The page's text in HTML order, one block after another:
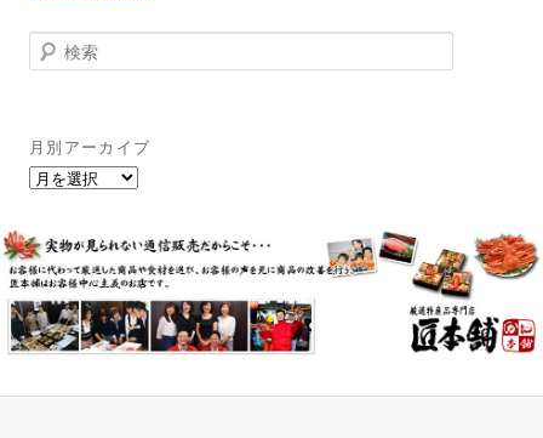
検
索
月別アーカイブ
月
ー
カ
イ
ブ